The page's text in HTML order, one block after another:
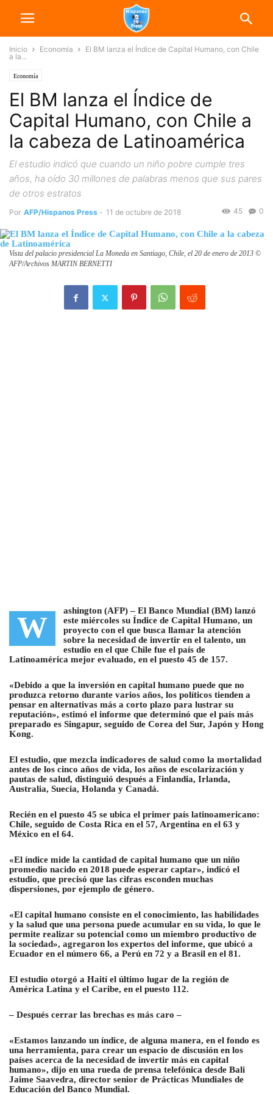
Inicio Economía
El BM lanza el Índice de Capital Humano, con Chile
a la...
Economía
El BM lanza el Índice de
Capital Humano, con Chile a
la cabeza de Latinoamérica
El estudio indicó que cuando un niño pobre cumple tres
años, ha oído 30 millones de palabras menos que sus pares
de otros estratos
Por AFP/Hispanos Press - 11 de octubre de 2018 0
45
Vista del palacio presidencial La Moneda en Santiago, Chile, el 20 de enero de 2013 ©
AFP/Archivos MARTIN BERNETTI
W ashington (AFP) – El Banco Mundial (BM) lanzó
este miércoles su Índice de Capital Humano, un
proyecto con el que busca llamar la atención
sobre la necesidad de invertir en el talento, un
estudio en el que Chile fue el país de
Latinoamérica mejor evaluado, en el puesto 45 de 157.
«Debido a que la inversión en capital humano puede que no
produzca retorno durante varios años, los políticos tienden a
pensar en alternativas más a corto plazo para lustrar su
reputación», estimó el informe que determinó que el país más
preparado es Singapur, seguido de Corea del Sur, Japón y Hong
Kong.
El estudio, que mezcla indicadores de salud como la mortalidad
antes de los cinco años de vida, los años de escolarización y
pautas de salud, distinguió después a Finlandia, Irlanda,
Australia, Suecia, Holanda y Canadá.
Recién en el puesto 45 se ubica el primer país latinoamericano:
Chile, seguido de Costa Rica en el 57, Argentina en el 63 y
México en el 64.
«El índice mide la cantidad de capital humano que un niño
promedio nacido en 2018 puede esperar captar», indicó el
estudio, que precisó que las cifras esconden muchas
dispersiones, por ejemplo de género.
«El capital humano consiste en el conocimiento, las habilidades
y la salud que una persona puede acumular en su vida, lo que le
permite realizar su potencial como un miembro productivo de
la sociedad», agregaron los expertos del informe, que ubicó a
Ecuador en el número 66, a Perú en 72 y a Brasil en el 81.
El estudio otorgó a Haití el último lugar de la región de
América Latina y el Caribe, en el puesto 112.
– Después cerrar las brechas es más caro –
«Estamos lanzando un índice, de alguna manera, en el fondo es
una herramienta, para crear un espacio de discusión en los
países acerca de la necesidad de invertir más en capital
humano», dijo en una rueda de prensa telefónica desde Bali
Jaime Saavedra, director senior de Prácticas Mundiales de
Educación del Banco Mundial.